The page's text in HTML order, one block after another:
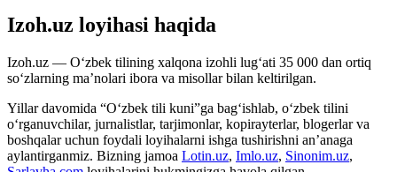
Izoh.uz loyihasi haqida
Izoh.uz — O‘zbek tilining xalqona izohli lug‘ati 35 000 dan ortiq
so‘zlarning ma’nolari ibora va misollar bilan keltirilgan.
Yillar davomida “O‘zbek tili kuni”ga bag‘ishlab, o‘zbek tilini
o‘rganuvchilar, jurnalistlar, tarjimonlar, kopirayterlar, blogerlar va
boshqalar uchun foydali loyihalarni ishga tushirishni an’anaga
aylantirganmiz. Bizning jamoa Lotin.uz, Imlo.uz, Sinonim.uz,